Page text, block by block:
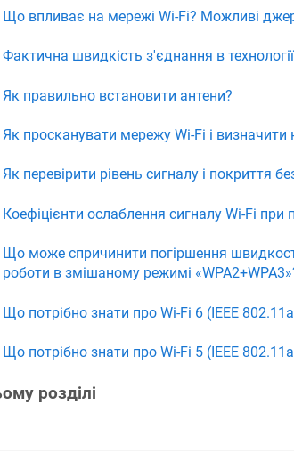
Що впливає на мережі Wi-Fi? Можливі
Фактична швидкість з'єднання в
Як правильно встановити антени?
Як просканувати мережу Wi-Fi і визначити
Як перевірити рівень сигналу і покриття
Коефіцієнти ослаблення сигналу Wi-Fi при
Що може спричинити погіршення
роботи в змішаному режимі
Що потрібно знати про Wi-Fi 6 (IEEE
Що потрібно знати про Wi-Fi 5 (IEEE
розділі